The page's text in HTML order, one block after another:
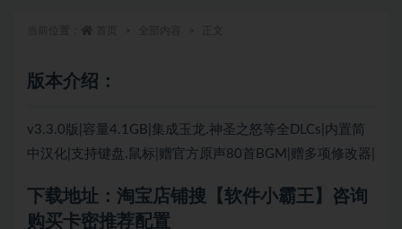
版本介绍：
v3.3.0版|容量4.1GB|集成玉龙.神圣之怒等全DLCs|内置简
中汉化|支持键盘.鼠标|赠官方原声80首BGM|赠多项修改器|
下载地址：淘宝店铺搜【软件小霸王】咨询
购买卡密推荐配置